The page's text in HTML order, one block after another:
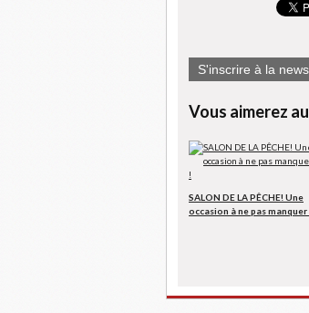
S'inscrire à la
Vous aimerez
SALON DE LA PÊCHE! Une
occasion à ne pas manquer